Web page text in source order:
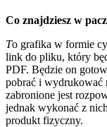
Co znajdziesz w
To grafika w formie
link do pliku, który
PDF. Będzie on
pobrać i wydrukować
zabronione jest
jednak wykonać z
produkt fizyczny.